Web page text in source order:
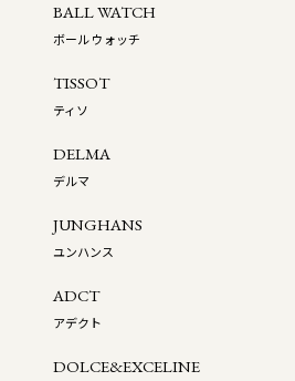
BALL WATCH
ボール ウォッチ
TISSOT
ティソ
DELMA
デルマ
JUNGHANS
ユンハンス
ADCT
アデクト
DOLCE&EXCELINE